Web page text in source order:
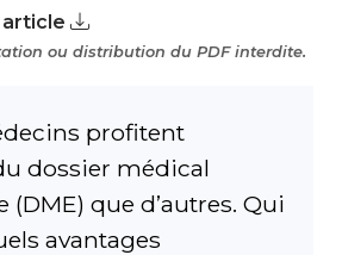
ou distribution du PDF interdite.
profitent
dossier médical
que d’autres. Qui
avantages